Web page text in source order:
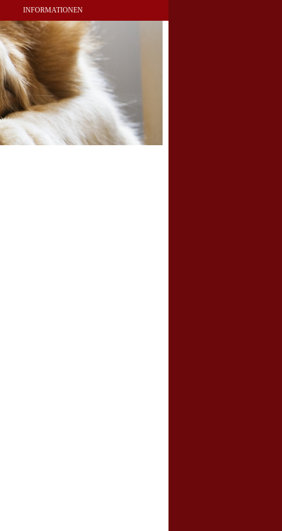
INFORMATIONEN